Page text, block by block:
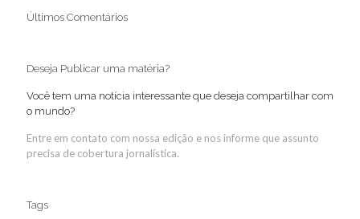
Últimos Comentários
Deseja Publicar uma matéria?
Você tem uma notícia interessante que deseja compartilhar com
o mundo?
Entre em contato com nossa edição e nos informe que assunto
precisa de cobertura jornalística.
Tags